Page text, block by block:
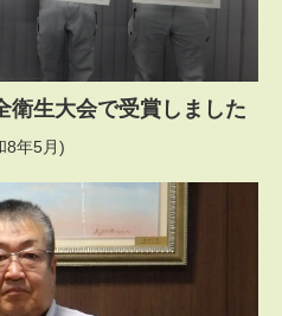
衛生大会で受賞しました
8年5月)